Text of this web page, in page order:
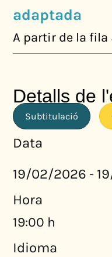
adaptada
A partir de la fila
Detalls de
Subtitulació
Data
19/02/2026 -
Hora
19:00 h
Idioma